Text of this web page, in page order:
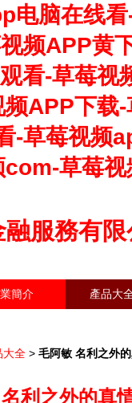
电脑在线
频APP黄
看-草莓视
APP下载
-草莓视频
com-草莓
服務有限
簡介 產品大
大全 > 毛阿敏 名利之外
利之外的真